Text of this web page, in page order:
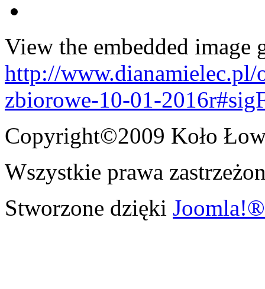
View the embedded image
http://
zbiorowe-10-01-
Copyright©2009 Koło
Wszystkie prawa
Stworzone dzięki Joomla!®